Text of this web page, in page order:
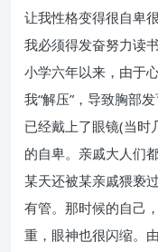
让我性格变得很自卑
我必须得发奋努力读
小学六年以来，由于
我“解压”，导致胸部
已经戴上了眼镜(当时
的自卑。亲戚大人们
某天还被某亲戚猥亵
有管。那时候的自己
重，眼神也很闪缩。